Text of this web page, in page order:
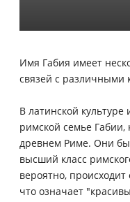
Имя Габия имеет
связей с различными
В латинской
римской семье
древнем Риме. Они
высший класс
вероятно,
что означает